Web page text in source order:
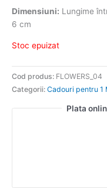
Dimensiuni: Lungime
6 cm
Stoc epuizat
Cod produs: FLOWERS_04
Categorii: Cadouri pentru 1
Plata